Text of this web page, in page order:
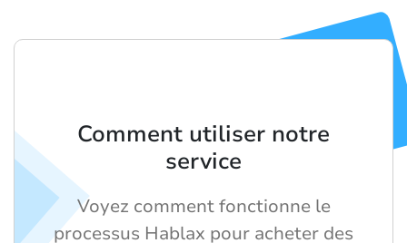
Comment utiliser notre
service
Voyez comment fonctionne le
processus Hablax pour acheter des